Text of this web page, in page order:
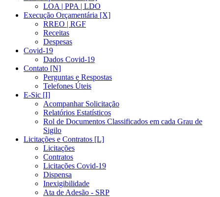
LOA | PPA | LDO
Execução Orçamentária [X]
RREO | RGF
Receitas
Despesas
Covid-19
Dados Covid-19
Contato [N]
Perguntas e Respostas
Telefones Úteis
E-Sic [I]
Acompanhar Solicitação
Relatórios Estatísticos
Rol de Documentos Classificados em cada Grau de
Sigilo
Licitações e Contratos [L]
Licitações
Contratos
Licitações Covid-19
Dispensa
Inexigibilidade
Ata de Adesão - SRP